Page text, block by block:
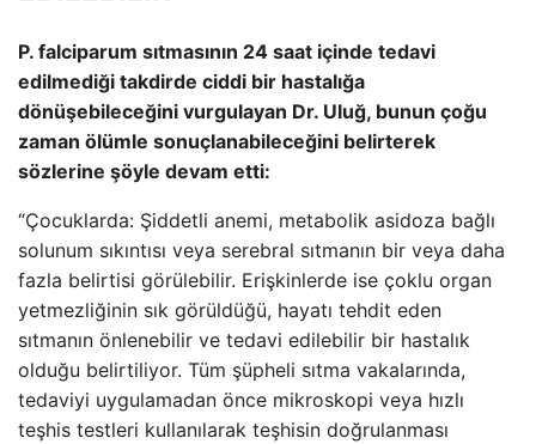
P. falciparum sıtmasının 24 saat içinde tedavi
edilmediği takdirde ciddi bir hastalığa
dönüşebileceğini vurgulayan Dr. Uluğ, bunun çoğu
zaman ölümle sonuçlanabileceğini belirterek
sözlerine şöyle devam etti:
“Çocuklarda: Şiddetli anemi, metabolik asidoza bağlı
solunum sıkıntısı veya serebral sıtmanın bir veya daha
fazla belirtisi görülebilir. Erişkinlerde ise çoklu organ
yetmezliğinin sık görüldüğü, hayatı tehdit eden
sıtmanın önlenebilir ve tedavi edilebilir bir hastalık
olduğu belirtiliyor. Tüm şüpheli sıtma vakalarında,
tedaviyi uygulamadan önce mikroskopi veya hızlı
teşhis testleri kullanılarak teşhisin doğrulanması